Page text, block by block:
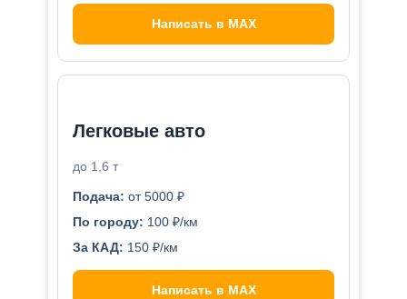
Написать в MAX
Легковые авто
до 1,6 т
Подача: от 5000 ₽
По городу: 100 ₽/км
За КАД: 150 ₽/км
Написать в MAX